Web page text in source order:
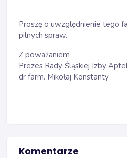
Proszę o uwzględnienie tego
pilnych spraw.
Z poważaniem
Prezes Rady Śląskiej Izby
dr farm. Mikołaj Konstanty
Komentarze